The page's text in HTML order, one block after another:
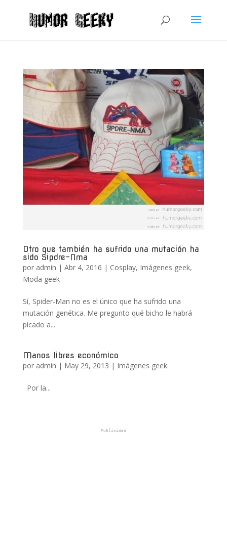
Otro que también ha sufrido una mutación ha
sido Sipdre-Nma
por admin | Abr 4, 2016 | Cosplay, Imágenes geek,
Moda geek
Sí, Spider-Man no es el único que ha sufrido una
mutación genética. Me pregunto qué bicho le habrá
picado a...
Manos libres económico
por admin | May 29, 2013 | Imágenes geek
Por la...
Publicidad